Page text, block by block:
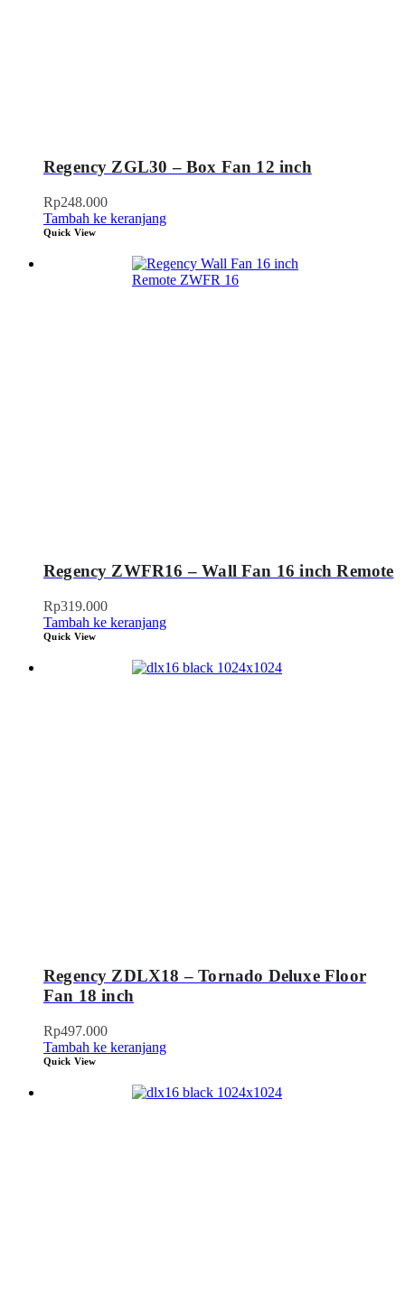
Regency ZGL30 – Box Fan 12 inch
Rp248.000
Tambah ke keranjang
Quick View
Regency ZWFR16 – Wall Fan 16 inch Remote
Rp319.000
Tambah ke keranjang
Quick View
Regency ZDLX18 – Tornado Deluxe Floor
Fan 18 inch
Rp497.000
Tambah ke keranjang
Quick View